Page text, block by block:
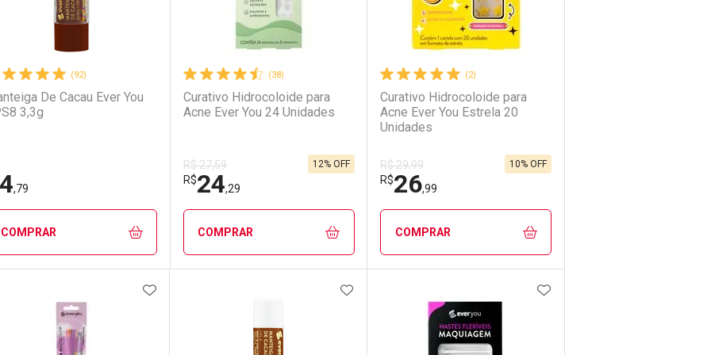
(92)
De Cacau Ever You
3,3g
4,79
COMPRAR
FECHAR
FECHAR
Menos
(38)
Curativo Hidrocoloide para
Acne Ever You 24 Unidades
R$ 27,59
R$24,29
12% OFF
COMPRAR
FECHAR
Laboratório
FECHAR
Por Menos
(2)
Curativo Hidrocoloide para
Acne Ever You Estrela 20
Unidades
R$ 29,99
R$26,99
10% OFF
COMPRAR
FECHAR
Laboratório
FECHAR
Por Menos
ADICIONAR AOS FAVORITOS ADICIONAR AOS FAVORITOS ADICIONAR AOS